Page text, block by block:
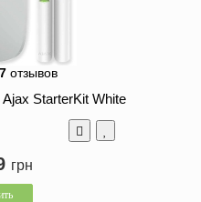
7 отзывов
StarterKit White
грн